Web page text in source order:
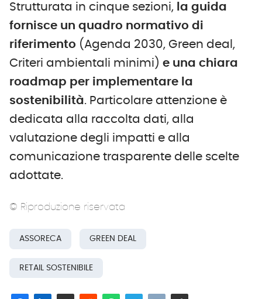
Strutturata in cinque sezioni, la guida
fornisce un quadro normativo di
riferimento (Agenda 2030, Green deal,
Criteri ambientali minimi) e una chiara
roadmap per implementare la
sostenibilità. Particolare attenzione è
dedicata alla raccolta dati, alla
valutazione degli impatti e alla
comunicazione trasparente delle scelte
adottate.
© Riproduzione riservata
ASSORECA GREEN DEAL
RETAIL SOSTENIBILE